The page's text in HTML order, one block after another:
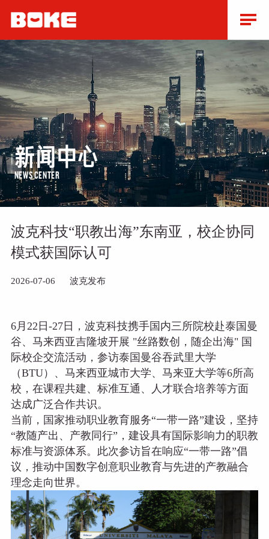
新闻中心
NEWS CENTER
波克科技“职教出海”东南亚，校企协同
模式获国际认可
2026-07-06 波克发布
6月22日-27日，波克科技携手国内三所院校赴泰国曼
谷、马来西亚吉隆坡开展 "丝路数创，随企出海" 国
际校企交流活动，参访泰国曼谷吞武里大学
（BTU）、马来西亚城市大学、马来亚大学等6所高
校，在课程共建、标准互通、人才联合培养等方面
达成广泛合作共识。
当前，国家推动职业教育服务“一带一路”建设，坚持
“教随产出、产教同行”，建设具有国际影响力的职教
标准与资源体系。此次参访旨在响应“一带一路”倡
议，推动中国数字创意职业教育与先进的产教融合
理念走向世界。